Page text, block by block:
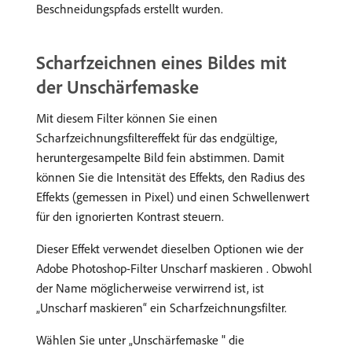
Beschneidungspfads erstellt wurden.
Scharfzeichnen eines Bildes mit
der Unschärfemaske
Mit diesem Filter können Sie einen
Scharfzeichnungsfiltereffekt für das endgültige,
heruntergesampelte Bild fein abstimmen. Damit
können Sie die Intensität des Effekts, den Radius des
Effekts (gemessen in Pixel) und einen Schwellenwert
für den ignorierten Kontrast steuern.
Dieser Effekt verwendet dieselben Optionen wie der
Adobe Photoshop-Filter Unscharf maskieren . Obwohl
der Name möglicherweise verwirrend ist, ist
„Unscharf maskieren“ ein Scharfzeichnungsfilter.
Wählen Sie unter „Unschärfemaske " die